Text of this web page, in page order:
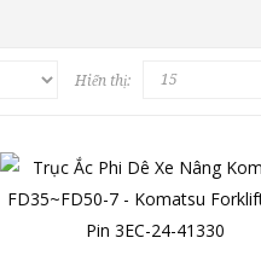
Hiển thị: